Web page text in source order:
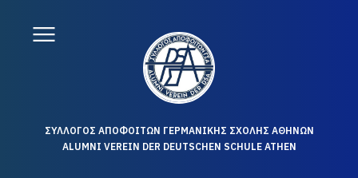
ΣΥΛΛΟΓΟΣ ΑΠΟΦΟΙΤΩΝ ΓΕΡΜΑΝΙΚΗΣ ΣΧΟΛΗΣ ΑΘΗΝΩΝ
ALUMNI VEREIN DER DEUTSCHEN SCHULE ATHEN